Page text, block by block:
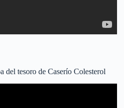
del tesoro de Caserío Colesterol